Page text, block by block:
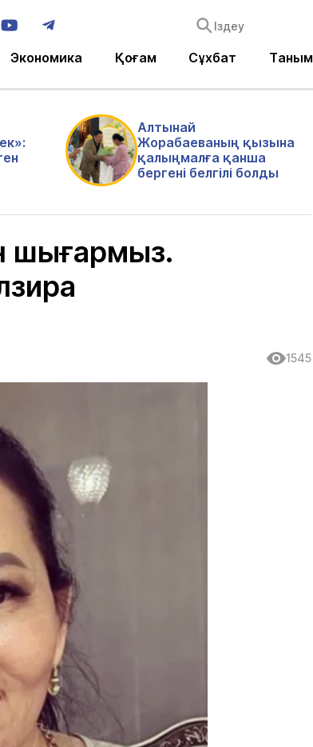
Экономика Қоғам Сұхбат Таным
Алтынай
Жорабаеваның қызына
қалыңмалға қанша
бергені белгілі болды
шығармыз.
1545